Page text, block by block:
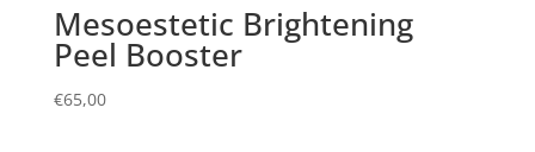
Mesoestetic Brightening
Peel Booster
€65,00